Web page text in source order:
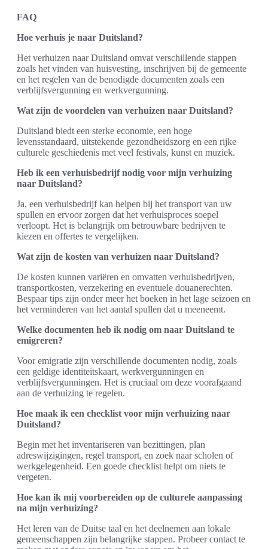
FAQ
Hoe verhuis je naar Duitsland?
Het verhuizen naar Duitsland omvat verschillende stappen
zoals het vinden van huisvesting, inschrijven bij de gemeente
en het regelen van de benodigde documenten zoals een
verblijfsvergunning en werkvergunning.
Wat zijn de voordelen van verhuizen naar Duitsland?
Duitsland biedt een sterke economie, een hoge
levensstandaard, uitstekende gezondheidszorg en een rijke
culturele geschiedenis met veel festivals, kunst en muziek.
Heb ik een verhuisbedrijf nodig voor mijn verhuizing
naar Duitsland?
Ja, een verhuisbedrijf kan helpen bij het transport van uw
spullen en ervoor zorgen dat het verhuisproces soepel
verloopt. Het is belangrijk om betrouwbare bedrijven te
kiezen en offertes te vergelijken.
Wat zijn de kosten van verhuizen naar Duitsland?
De kosten kunnen variëren en omvatten verhuisbedrijven,
transportkosten, verzekering en eventuele douanerechten.
Bespaar tips zijn onder meer het boeken in het lage seizoen en
het verminderen van het aantal spullen dat u meeneemt.
Welke documenten heb ik nodig om naar Duitsland te
emigreren?
Voor emigratie zijn verschillende documenten nodig, zoals
een geldige identiteitskaart, werkvergunningen en
verblijfsvergunningen. Het is cruciaal om deze voorafgaand
aan de verhuizing te regelen.
Hoe maak ik een checklist voor mijn verhuizing naar
Duitsland?
Begin met het inventariseren van bezittingen, plan
adreswijzigingen, regel transport, en zoek naar scholen of
werkgelegenheid. Een goede checklist helpt om niets te
vergeten.
Hoe kan ik mij voorbereiden op de culturele aanpassing
na mijn verhuizing?
Het leren van de Duitse taal en het deelnemen aan lokale
gemeenschappen zijn belangrijke stappen. Probeer contact te